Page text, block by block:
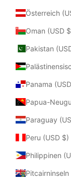
Österreich
Oman (USD
Pakistan
Panama
Papua-
Paraguay
Peru (USD $)
Philippinen
Pitcairninseln